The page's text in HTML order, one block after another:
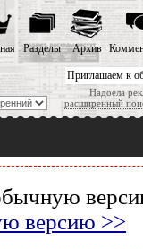
Приглашаем к
Надоела
расширенный
Разделы Архив
версию >>